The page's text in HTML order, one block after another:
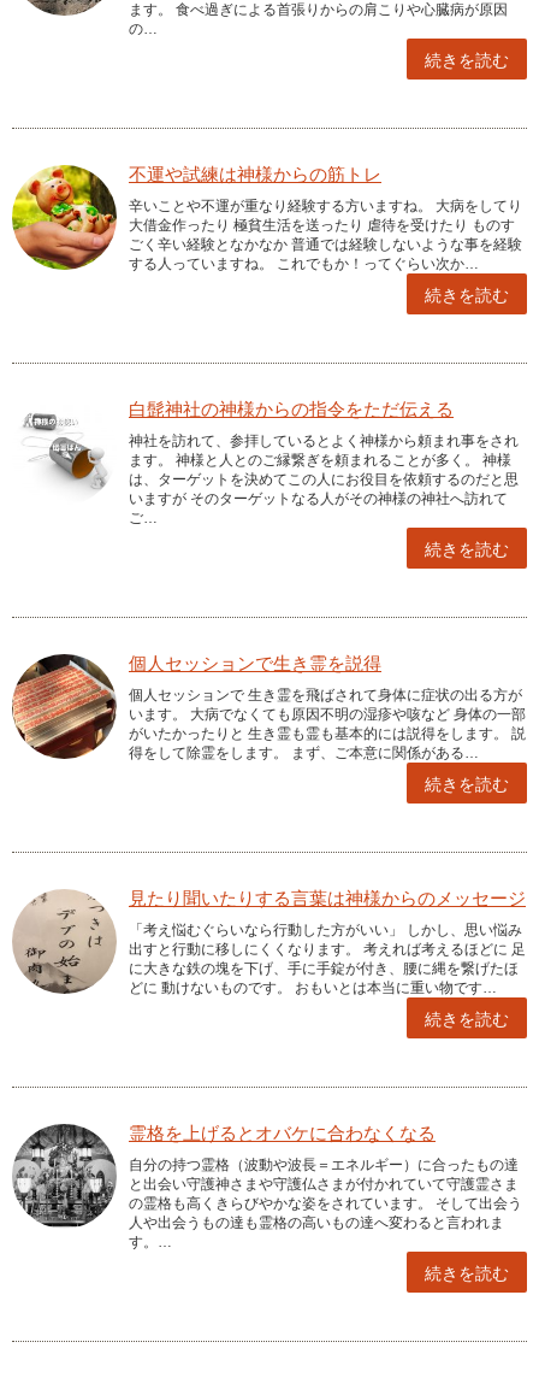
ます。 食べ過ぎによる首張りからの肩こりや心臓病が原因
の…
続きを読む
不運や試練は神様からの筋トレ
辛いことや不運が重なり経験する方いますね。 大病をしてり
大借金作ったり 極貧生活を送ったり 虐待を受けたり ものす
ごく辛い経験となかなか 普通では経験しないような事を経験
する人っていますね。 これでもか！ってぐらい次か…
続きを読む
白髭神社の神様からの指令をただ伝える
神社を訪れて、参拝しているとよく神様から頼まれ事をされ
ます。 神様と人とのご縁繋ぎを頼まれることが多く。 神様
は、ターゲットを決めてこの人にお役目を依頼するのだと思
いますが そのターゲットなる人がその神様の神社へ訪れて
ご…
続きを読む
個人セッションで生き霊を説得
個人セッションで 生き霊を飛ばされて身体に症状の出る方が
います。 大病でなくても原因不明の湿疹や咳など 身体の一部
がいたかったりと 生き霊も霊も基本的には説得をします。 説
得をして除霊をします。 まず、ご本意に関係がある…
続きを読む
見たり聞いたりする言葉は神様からのメッセージ
「考え悩むぐらいなら行動した方がいい」 しかし、思い悩み
出すと行動に移しにくくなります。 考えれば考えるほどに 足
に大きな鉄の塊を下げ、手に手錠が付き、腰に縄を繋げたほ
どに 動けないものです。 おもいとは本当に重い物です…
続きを読む
霊格を上げるとオバケに合わなくなる
自分の持つ霊格（波動や波長＝エネルギー）に合ったもの達
と出会い守護神さまや守護仏さまが付かれていて守護霊さま
の霊格も高くきらびやかな姿をされています。 そして出会う
人や出会うもの達も霊格の高いもの達へ変わると言われま
す。…
続きを読む